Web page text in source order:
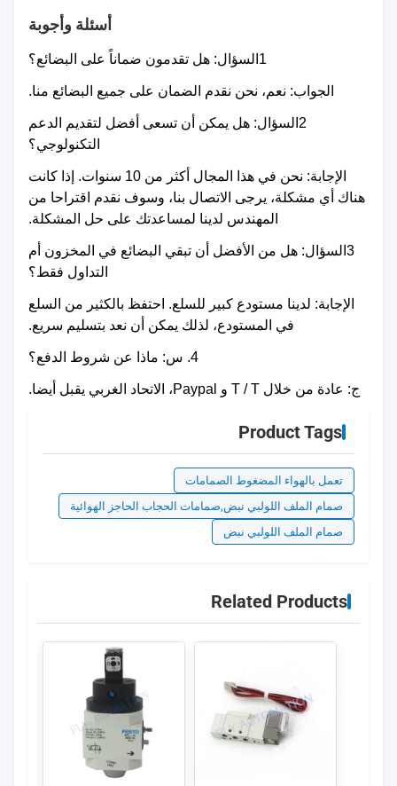
أسئلة وأجوبة
1السؤال: هل تقدمون ضماناً على البضائع؟
الجواب: نعم، نحن نقدم الضمان على جميع البضائع منا.
2السؤال: هل يمكن أن تسعى أفضل لتقديم الدعم
التكنولوجي؟
الإجابة: نحن في هذا المجال أكثر من 10 سنوات. إذا كانت
هناك أي مشكلة، يرجى الاتصال بنا، وسوف نقدم اقتراحا من
المهندس لدينا لمساعدتك على حل المشكلة.
3السؤال: هل من الأفضل أن تبقي البضائع في المخزون أم
التداول فقط؟
الإجابة: لدينا مستودع كبير للسلع. احتفظ بالكثير من السلع
في المستودع، لذلك يمكن أن نعد بتسليم سريع.
4. س: ماذا عن شروط الدفع؟
ج: عادة من خلال T / T و Paypal، الاتحاد الغربي يقبل أيضا.
Product Tags
تعمل بالهواء المضغوط الصمامات
صمام الملف اللولبي نبض,صمامات الحجاب الحاجز الهوائية
صمام الملف اللولبي نبض
Related Products